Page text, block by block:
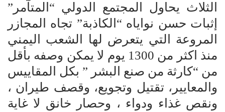
الثلاث يحاول المجتمع الدولي “المتآمر”
إثبات حسن نواياه “الكاذبة” تجاه المجازر
المروعة التي يتعرض لها الشعب اليمني
منذ اكثر من 1300 يوم لا يمكن وصفه بأقل
من “كارثة من صنع البشر ” بكل المقاييس
والمعايير، تقتيل وتجويع، وقصف طيران ،
ونقص غذاء ودواء ، وحصار خانق لا غاية